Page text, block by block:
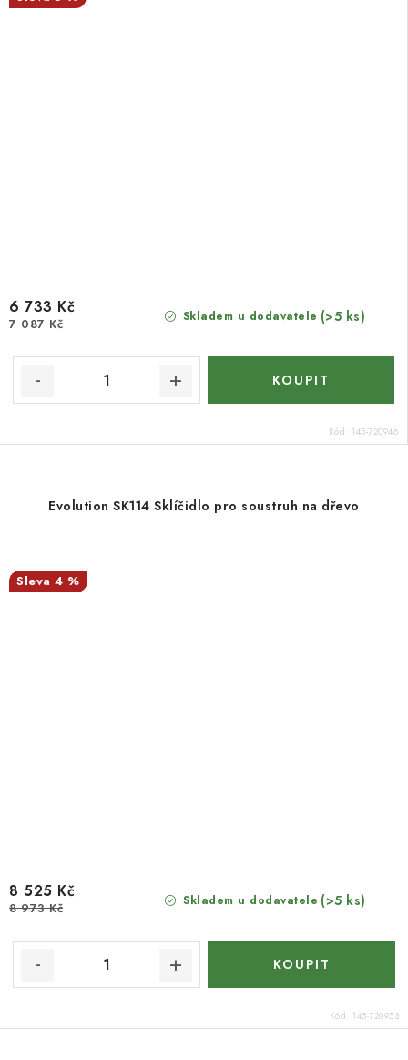
Skladem u dodavatele (>5 ks)
6 733 Kč
7 087 Kč
Kód: 145-720946
Evolution SK114 Sklíčidlo pro soustruh na dřevo
4 %
Skladem u dodavatele (>5 ks)
8 525 Kč
8 973 Kč
Kód: 145-720953